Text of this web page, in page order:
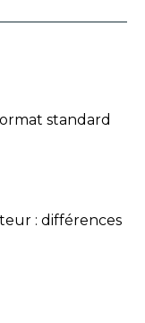
standard
: différences